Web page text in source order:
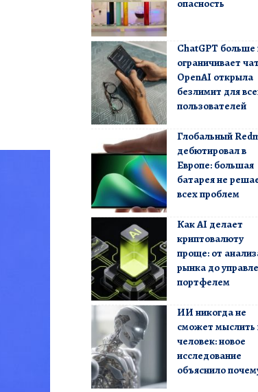
опасность
ChatGPT больше
ограничивает
OpenAI открыла
безлимит для
пользователей
Глобальный
дебютировал в
Европе: большая
батарея не
всех проблем
Как AI делает
криптовалюту
проще: от
рынка до
портфелем
ИИ никогда не
сможет мыслить
человек: новое
исследование
объяснило